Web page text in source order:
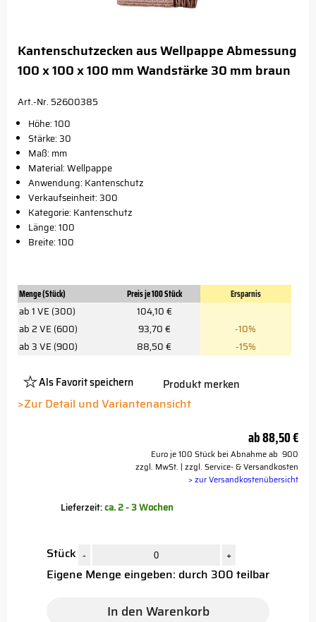
Kantenschutzecken aus Wellpappe Abmessung
100 x 100 x 100 mm Wandstärke 30 mm braun
Art.-Nr. 52600385
Höhe: 100
Stärke: 30
Maß: mm
Material: Wellpappe
Anwendung: Kantenschutz
Verkaufseinheit: 300
Kategorie: Kantenschutz
Länge: 100
Breite: 100
Menge (Stück) Preis je 100 Stück
Ersparnis
ab 1 VE (300)
104,10 €
ab 2 VE (600)
93,70 €
-10%
ab 3 VE (900)
88,50 € -15%
Als Favorit speichern
Platzhalter
Button
Produkt merken
>Zur Detail und Variantenansicht
ab88,50 €
Euro je 100 Stück bei Abnahme ab 900
zzgl. MwSt. | zzgl. Service- & Versandkosten
> zur Versandkostenübersicht
Lieferzeit:ca. 2 - 3 Wochen
Stück - +
Eigene Menge eingeben: durch 300 teilbar
In den Warenkorb